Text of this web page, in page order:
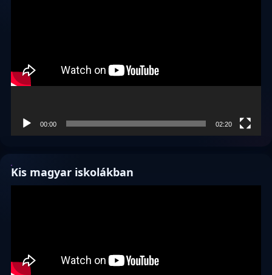
00:00 02:20
Kis magyar iskolákban